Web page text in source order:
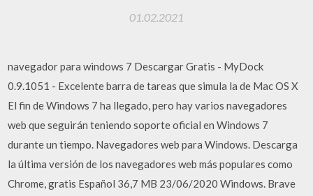
01.02.2021
navegador para windows 7 Descargar Gratis - MyDock
0.9.1051 - Excelente barra de tareas que simula la de Mac OS X
El fin de Windows 7 ha llegado, pero hay varios navegadores
web que seguirán teniendo soporte oficial en Windows 7
durante un tiempo. Navegadores web para Windows. Descarga
la última versión de los navegadores web más populares como
Chrome, gratis Español 36,7 MB 23/06/2020 Windows. Brave